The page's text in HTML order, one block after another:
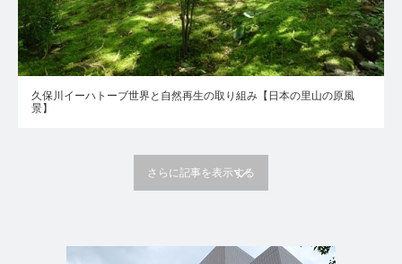
久保川イーハトーブ世界と自然再生の取り組み【日本の里山の原風
景】
さらに記事を表示する